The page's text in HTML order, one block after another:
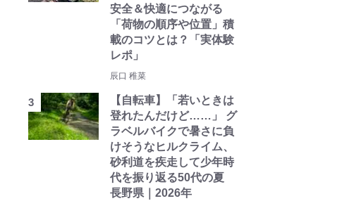
安全＆快適につながる
「荷物の順序や位置」積
載のコツとは？「実体験
レポ」
辰口 稚菜
【自転車】「若いときは
登れたんだけど……」 グ
ラベルバイクで暑さに負
けそうなヒルクライム、
砂利道を疾走して少年時
代を振り返る50代の夏
長野県｜2026年